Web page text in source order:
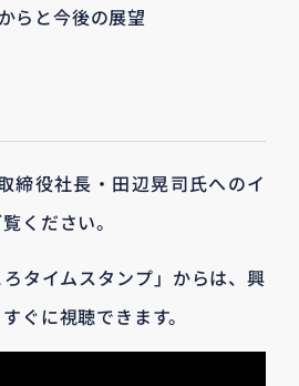
らと今後の展望
締役社長・田辺晃司氏へのイ
ください。
タイムスタンプ」からは、興
ぐに視聴できます。